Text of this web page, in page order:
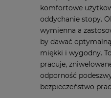
komfortowe
oddychanie stopy.
wymienna a
by dawać
miękki i wygodny.
pracuje,
odporność
bezpieczeństwo